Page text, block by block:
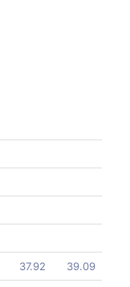
37.92 39.09